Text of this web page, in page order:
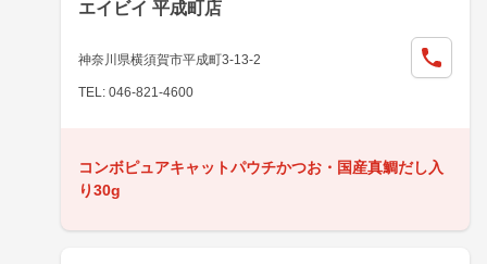
エイビイ 平成町店
神奈川県横須賀市平成町3-13-2
TEL: 046-821-4600
コンボピュアキャットパウチかつお・国産真鯛だし入
り30g